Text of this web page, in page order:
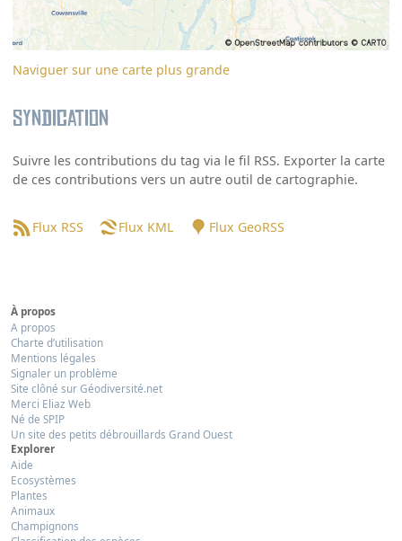
Naviguer sur une carte plus grande
Syndication
Suivre les contributions du tag via le fil RSS. Exporter la carte
de ces contributions vers un autre outil de cartographie.
Flux RSS Flux KML Flux GeoRSS
À propos
A propos
Charte d’utilisation
Mentions légales
Signaler un problème
Site clôné sur Géodiversité.net
Merci Eliaz Web
Né de SPIP
Un site des petits débrouillards Grand Ouest
Explorer
Aide
Ecosystèmes
Plantes
Animaux
Champignons